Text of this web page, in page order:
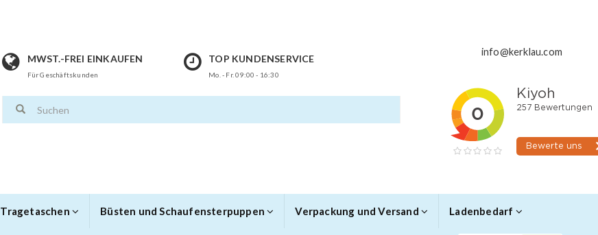
MWST.-FREI EINKAUFEN
Für Geschäftskunden
TOP KUNDENSERVICE
Mo. - Fr. 09:00 - 16:30
info@kerklau.com
Tragetaschen Büsten und Schaufensterpuppen Verpackung und Versand Ladenbedarf